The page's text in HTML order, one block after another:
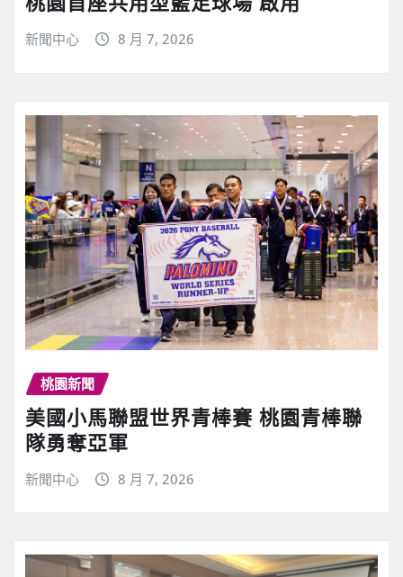
新聞中心 8 月 7, 2026
桃園新聞
美國小馬聯盟世界青棒賽 桃園青棒聯
隊勇奪亞軍
新聞中心 8 月 7, 2026